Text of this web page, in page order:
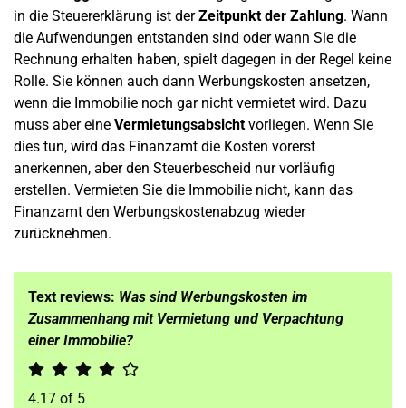
in die Steuererklärung ist derZeitpunkt der Zahlung. Wann
die Aufwendungen entstanden sind oder wann Sie die
Rechnung erhalten haben, spielt dagegen in der Regel keine
Rolle. Sie können auch dann Werbungskosten ansetzen,
wenn die Immobilie noch gar nicht vermietet wird. Dazu
muss aber eine Vermietungsabsichtvorliegen. Wenn Sie
dies tun, wird das Finanzamt die Kosten vorerst
anerkennen, aber den Steuerbescheid nur vorläufig
erstellen. Vermieten Sie die Immobilie nicht, kann das
Finanzamt den Werbungskostenabzug wieder
zurücknehmen.
Text reviews: Was sind Werbungskosten im
Zusammenhang mit Vermietung und Verpachtung
einer Immobilie?
4.17 of 5